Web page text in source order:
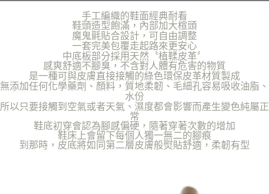
手工編織的鞋面經典耐看
鞋頭造型飽滿，內部加大楦頭
魔鬼氈貼合設計，可自由調整
一套完美包覆走起路來更安心
中底板部分採用天然〝植鞣皮革〞
感爽舒適不腳臭，不含對人體有危害的物質
是一種可與皮膚直接接觸的綠色環保皮革材質製成
無添加任何化學藥劑、顏料，質地柔韌、毛細孔容易吸收油脂、
水份
所以只要接觸到空氣或者天氣、濕度都會影響而產生變色純屬正
常
鞋底初穿會認為腳感偏硬，隨著穿著次數的增加
鞋床上會留下每個人獨一無二的腳痕
到那時，皮底將如同第二層皮膚般熨貼舒適，柔韌有型